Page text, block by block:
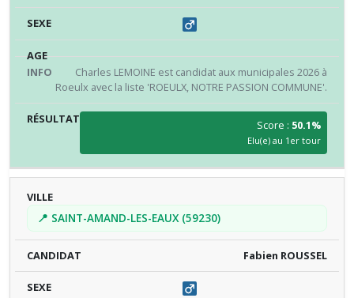
Charles LEMOINE est candidat aux municipales 2026 à
Roeulx avec la liste 'ROEULX, NOTRE PASSION COMMUNE'.
Score : 50.1%
Elu(e) au 1er tour
📍 SAINT-AMAND-LES-EAUX (59230)
Fabien ROUSSEL